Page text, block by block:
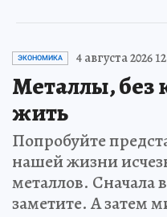
ЭКОНОМИКА 4 августа 2026
Металлы, без
жить
Попробуйте
нашей жизни
металлов. Сначала
заметите. А затем